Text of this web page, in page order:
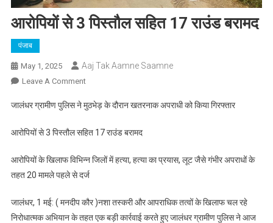
आरोपियों से 3 पिस्तौल सहित 17 राउंड बरामद
पंजाब
May 1, 2025 Aaj Tak Aamne Saamne
Leave A CommentOn
से
पिस्तौल
17
राउंड
जालंधर ग्रामीण पुलिस ने मुठभेड़ के दौरान खतरनाक अपराधी को किया गिरफ्तार
आरोपियों से 3 पिस्तौल सहित 17 राउंड बरामद
आरोपियों के खिलाफ विभिन्न जिलों में हत्या, हत्या का प्रयास, लूट जैसे गंभीर अपराधों के
तहत 20 मामले पहले से दर्ज
जालंधर, 1 मई: ( मनदीप कौर )नशा तस्करी और आपराधिक तत्वों के खिलाफ चल रहे
निरोधात्मक अभियान के तहत एक बड़ी कार्रवाई करते हुए जालंधर ग्रामीण पुलिस ने आज